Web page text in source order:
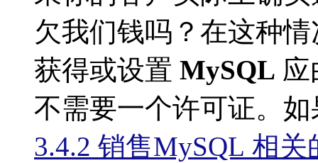
欠我们钱吗？在这种
获得或设置 MySQL 应
不需要一个许可证。
3.4.2 销售MySQL 相关